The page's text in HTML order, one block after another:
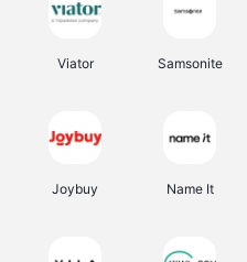
Viator Samsonite
Joybuy Name It